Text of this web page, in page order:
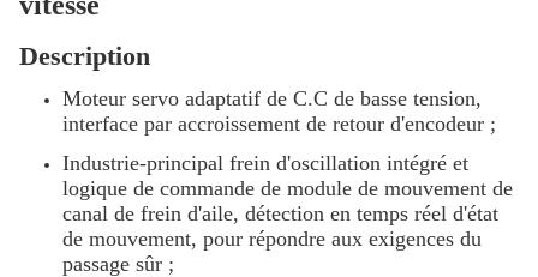
Description
Moteur servo adaptatif de C.C de basse tension,
interface par accroissement de retour d'encodeur ;
Industrie-principal frein d'oscillation intégré et
logique de commande de module de mouvement de
canal de frein d'aile, détection en temps réel d'état
de mouvement, pour répondre aux exigences du
passage sûr ;